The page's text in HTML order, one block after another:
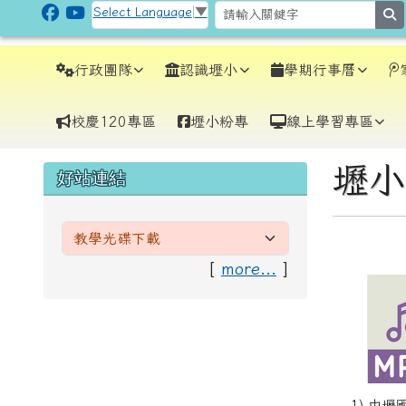
跳至主內容區
CLPS Site
Select Language ▼
導覽列行政團隊 認識壢小 學期行事曆
校慶120專區 壢小粉專 線上學習專區
左邊區域內容
好站連結
[ more... ]
主內
壢
頁尾區域